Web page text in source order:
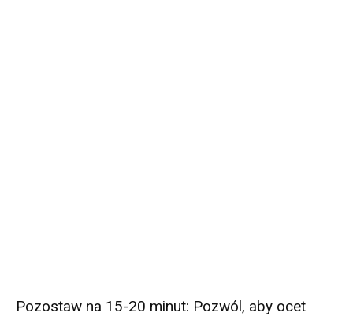
Pozostaw na 15-20 minut: Pozwól, aby ocet